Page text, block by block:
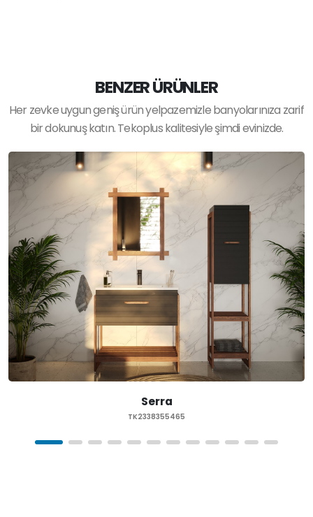
BENZER ÜRÜNLER
Her zevke uygun geniş ürün yelpazemizle banyolarınıza zarif
bir dokunuş katın. Tekoplus kalitesiyle şimdi evinizde.
Serra
TK2338355465